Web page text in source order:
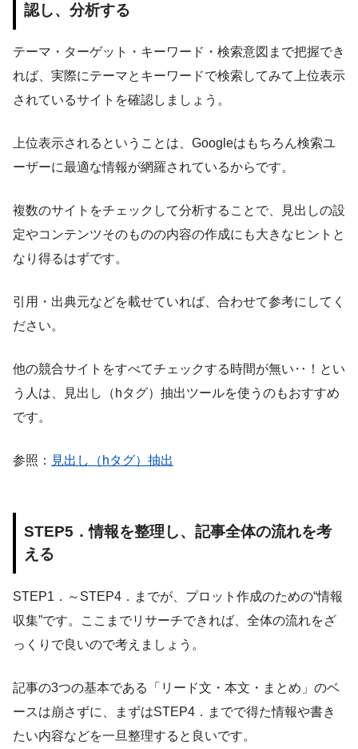
認し、分析する
テーマ・ターゲット・キーワード・検索意図まで把握でき
れば、実際にテーマとキーワードで検索してみて上位表示
されているサイトを確認しましょう。
上位表示されるということは、Googleはもちろん検索ユ
ーザーに最適な情報が網羅されているからです。
複数のサイトをチェックして分析することで、見出しの設
定やコンテンツそのものの内容の作成にも大きなヒントと
なり得るはずです。
引用・出典元などを載せていれば、合わせて参考にしてく
ださい。
他の競合サイトをすべてチェックする時間が無い‥！とい
う人は、見出し（hタグ）抽出ツールを使うのもおすすめ
です。
参照： 見出し（hタグ）抽出
STEP5．情報を整理し、記事全体の流れを考
える
STEP1．～STEP4．までが、プロット作成のための“情報
収集”です。ここまでリサーチできれば、全体の流れをざ
っくりで良いので考えましょう。
記事の3つの基本である「リード文・本文・まとめ」のベ
ースは崩さずに、まずはSTEP4．までで得た情報や書き
たい内容などを一旦整理すると良いです。